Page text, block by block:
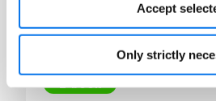
Accept
Only strictly